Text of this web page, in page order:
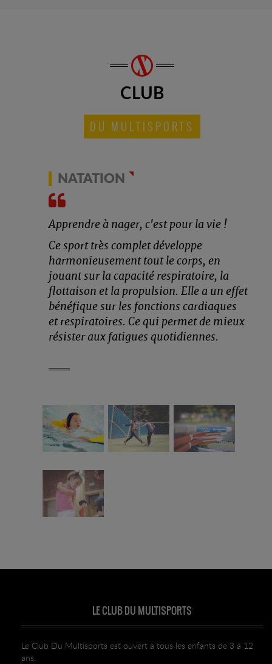
CLUB
DU MULTISPORTS
NATATION
Apprendre à nager, c'est pour la vie !
Ce sport très complet développe
harmonieusement tout le corps, en
jouant sur la capacité respiratoire, la
flottaison et la propulsion. Elle a un effet
bénéfique sur les fonctions cardiaques
et respiratoires. Ce qui permet de mieux
résister aux fatigues quotidiennes.
Multisports
LE CLUB DU MULTISPORTS
Le Club Du Multisports est ouvert à tous les enfants de 3 à 12
ans.